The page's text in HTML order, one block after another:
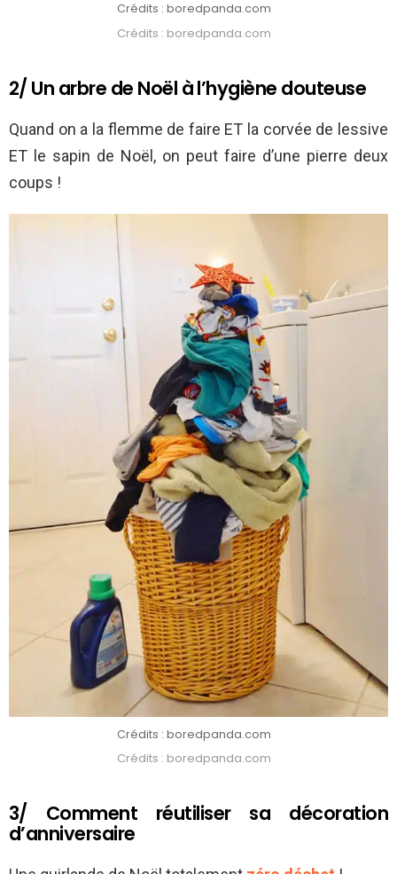
Crédits : boredpanda.com
Crédits : boredpanda.com
2/ Un arbre de Noël à l’hygiène douteuse
Quand on a la flemme de faire ET la corvée de lessive
ET le sapin de Noël, on peut faire d’une pierre deux
coups !
Crédits : boredpanda.com
Crédits : boredpanda.com
3/ Comment réutiliser sa décoration
d’anniversaire